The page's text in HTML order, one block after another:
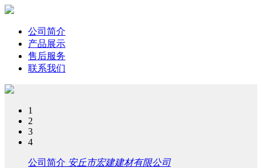
公司简介
产品展示
售后服务
联系我们
1
2
3
4
公司简介 安丘市宏建建材有限公司